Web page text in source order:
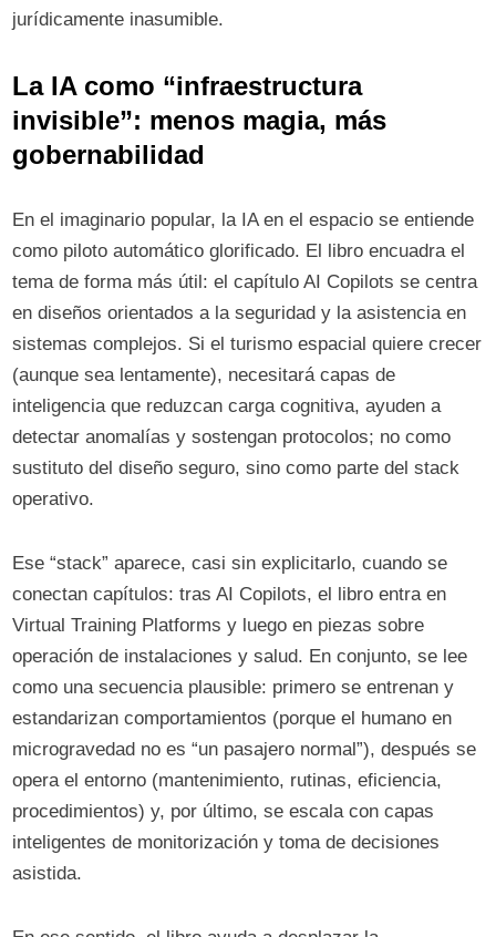
jurídicamente inasumible.
La IA como “infraestructura
invisible”: menos magia, más
gobernabilidad
En el imaginario popular, la IA en el espacio se entiende
como piloto automático glorificado. El libro encuadra el
tema de forma más útil: el capítulo AI Copilots se centra
en diseños orientados a la seguridad y la asistencia en
sistemas complejos. Si el turismo espacial quiere crecer
(aunque sea lentamente), necesitará capas de
inteligencia que reduzcan carga cognitiva, ayuden a
detectar anomalías y sostengan protocolos; no como
sustituto del diseño seguro, sino como parte del stack
operativo.
Ese “stack” aparece, casi sin explicitarlo, cuando se
conectan capítulos: tras AI Copilots, el libro entra en
Virtual Training Platforms y luego en piezas sobre
operación de instalaciones y salud. En conjunto, se lee
como una secuencia plausible: primero se entrenan y
estandarizan comportamientos (porque el humano en
microgravedad no es “un pasajero normal”), después se
opera el entorno (mantenimiento, rutinas, eficiencia,
procedimientos) y, por último, se escala con capas
inteligentes de monitorización y toma de decisiones
asistida.